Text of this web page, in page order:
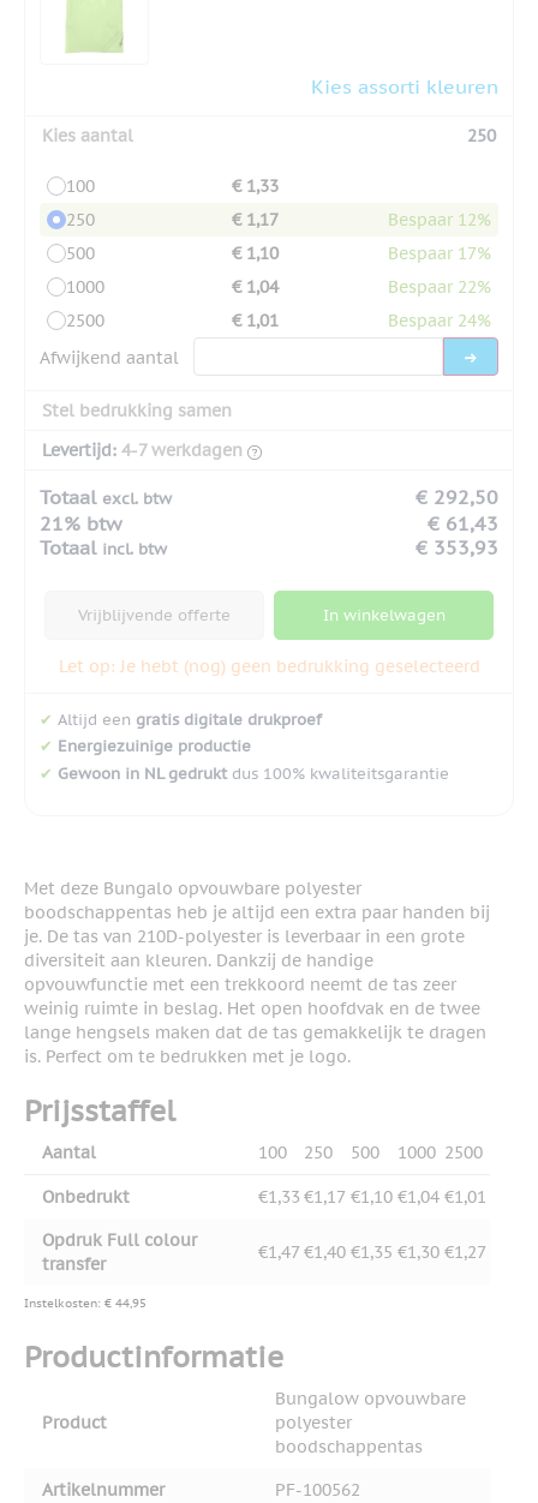
Kies assorti kleuren
Kies aantal 250
100
€ 1,33
250
€ 1,17
Bespaar 12%
500
€ 1,10
Bespaar 17%
1000
€ 1,04
Bespaar 22%
2500
€ 1,01
Bespaar 24%
Afwijkend aantal
Stel bedrukking samen
Levertijd: 4-7 werkdagen
Totaal excl. btw
€ 292,50
21% btw
€ 61,43
Totaal incl. btw € 353,93
Vrijblijvende offerte In winkelwagen
Let op: Je hebt (nog) geen bedrukking geselecteerd
✔ Altijd een gratis digitale drukproef
✔ Energiezuinige productie
✔ Gewoon in NL gedruktdus 100% kwaliteitsgarantie
Met deze Bungalo opvouwbare polyester
boodschappentas heb je altijd een extra paar handen bij
je. De tas van 210D-polyester is leverbaar in een grote
diversiteit aan kleuren. Dankzij de handige
opvouwfunctie met een trekkoord neemt de tas zeer
weinig ruimte in beslag. Het open hoofdvak en de twee
lange hengsels maken dat de tas gemakkelijk te dragen
is. Perfect om te bedrukken met je logo.
Prijsstaffel
Aantal 100 250 500 1000 2500
Onbedrukt €1,33 €1,17 €1,10 €1,04 €1,01
Opdruk Full colour
transfer
€1,47 €1,40 €1,35 €1,30 €1,27
Instelkosten: € 44,95
Productinformatie
Product
Bungalow opvouwbare
polyester
boodschappentas
Artikelnummer
PF-100562